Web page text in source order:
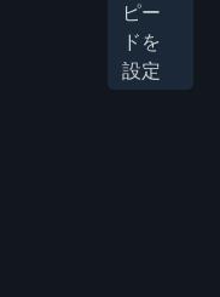
ピー
ドを
設定